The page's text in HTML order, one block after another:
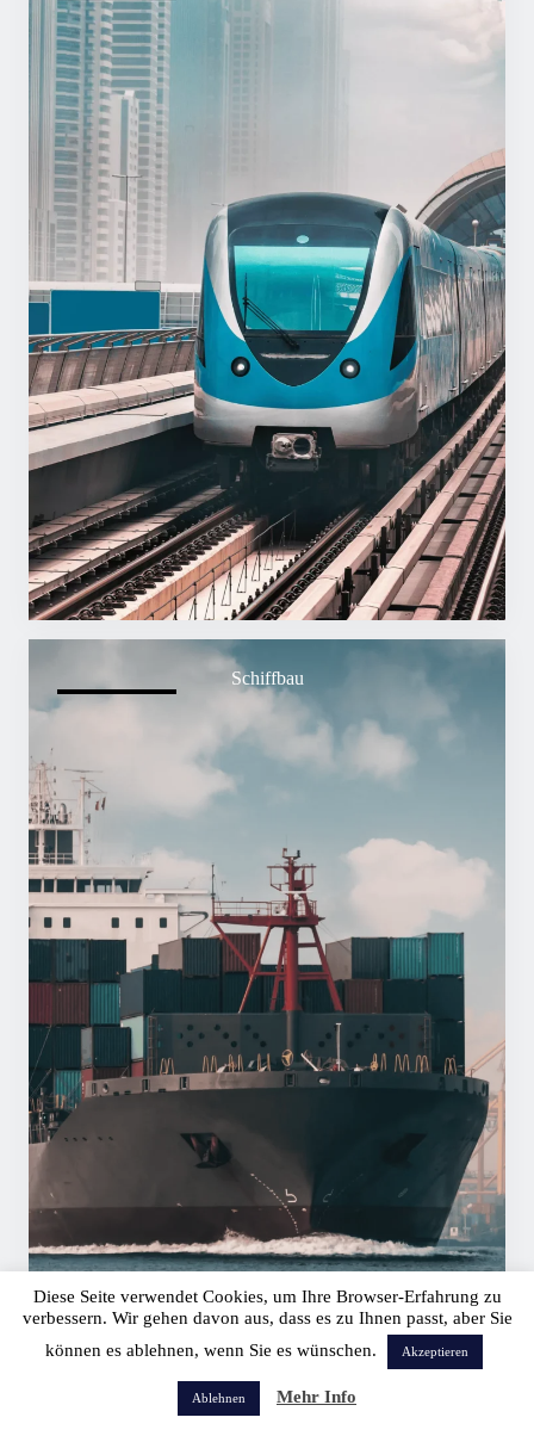
Schiffbau
Diese Seite verwendet Cookies, um Ihre Browser-Erfahrung zu
verbessern. Wir gehen davon aus, dass es zu Ihnen passt, aber Sie
können es ablehnen, wenn Sie es wünschen.
Akzeptieren
Ablehnen Mehr Info